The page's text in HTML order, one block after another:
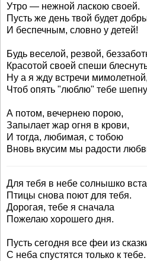
Утро — нежной ласкою своей.
Пусть же день твой будет
И беспечным, словно у детей!
Будь веселой, резвой,
Красотой своей спеши
Ну а я жду встречи мимолетной,
Чтоб опять "люблю" тебе
А потом, вечернею порою,
Запылает жар огня в крови,
И тогда, любимая, с тобою
Вновь вкусим мы радости
Для тебя в небе солнышко
Птицы снова поют для тебя.
Дорогая, тебе я сначала
Пожелаю хорошего дня.
Пусть сегодня все феи из
С неба спустятся только к тебе.